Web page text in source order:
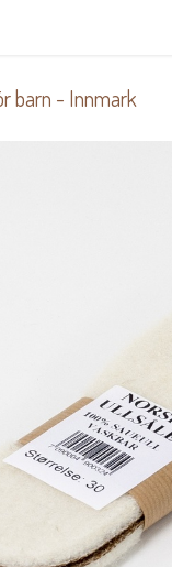
barn - Innmark